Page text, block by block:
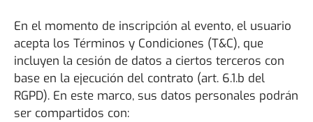
En el momento de inscripción al evento, el usuario
acepta los Términos y Condiciones (T&C), que
incluyen la cesión de datos a ciertos terceros con
base en la ejecución del contrato (art. 6.1.b del
RGPD). En este marco, sus datos personales podrán
ser compartidos con: